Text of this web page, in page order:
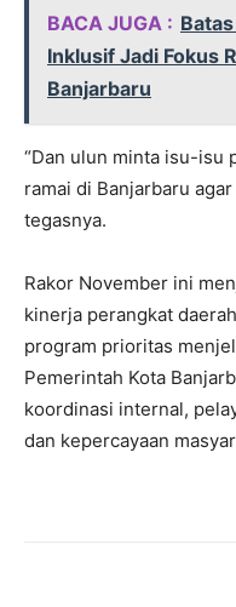
BACA JUGA :
Inklusif Jadi Fokus
Banjarbaru
“Dan ulun minta isu-isu
ramai di Banjarbaru
tegasnya.
Rakor November ini
kinerja perangkat
program prioritas
Pemerintah Kota
koordinasi internal,
dan kepercayaan